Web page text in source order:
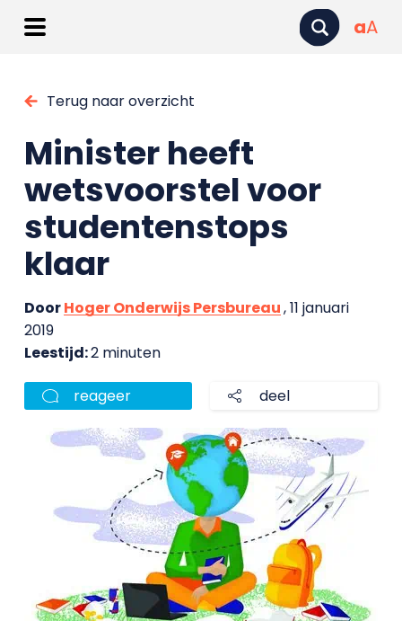
aA
Terug naar overzicht
Minister heeft
wetsvoorstel voor
studentenstops
klaar
DoorHoger Onderwijs Persbureau, 11 januari
2019
Leestijd:2 minuten
reageer deel